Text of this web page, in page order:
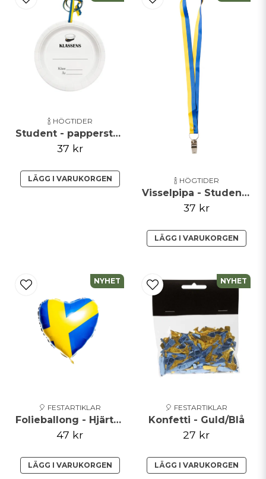
🍾 HÖGTIDER
Student - papperstallrik - Klassens
37 kr
LÄGG I VARUKORGEN 🍾 HÖGTIDER
Visselpipa - Student - Silver
37 kr
LÄGG I VARUKORGEN
🎈 FESTARTIKLAR
Folieballong - Hjärta med Svenska Flaggan
47 kr
LÄGG I VARUKORGEN
NYHET
🎈 FESTARTIKLAR
Konfetti - Guld/Blå
27 kr
LÄGG I VARUKORGEN
NYHET